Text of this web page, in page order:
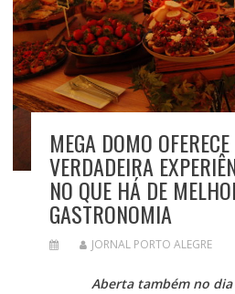
MEGA DOMO
VERDADEIRA
NO QUE HÁ DE
GASTRONOMIA
JORNAL PORTO ALEGRE
Aberta também no